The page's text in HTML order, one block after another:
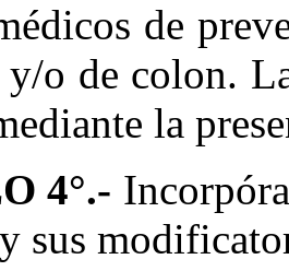
de
o de colon.
la
4°.-
sus